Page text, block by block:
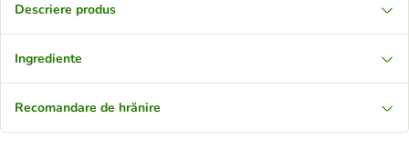
Descriere produs
Ingrediente
Recomandare de hrănire